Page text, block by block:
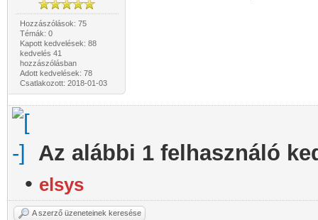
Hozzászólások: 75
Témák: 0
Kapott kedvelések: 88
kedvelés 41
hozzászólásban
Adott kedvelések: 78
Csatlakozott: 2018-01-03
Az alábbi 1 felhasználó
• elsys
A szerző üzeneteinek keresése